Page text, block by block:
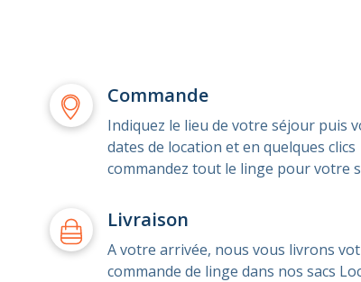
Commande
Indiquez le lieu de votre séjour puis
dates de location et en quelques clics
commandez tout le linge pour votre
Livraison
A votre arrivée, nous vous livrons
commande de linge dans nos sacs